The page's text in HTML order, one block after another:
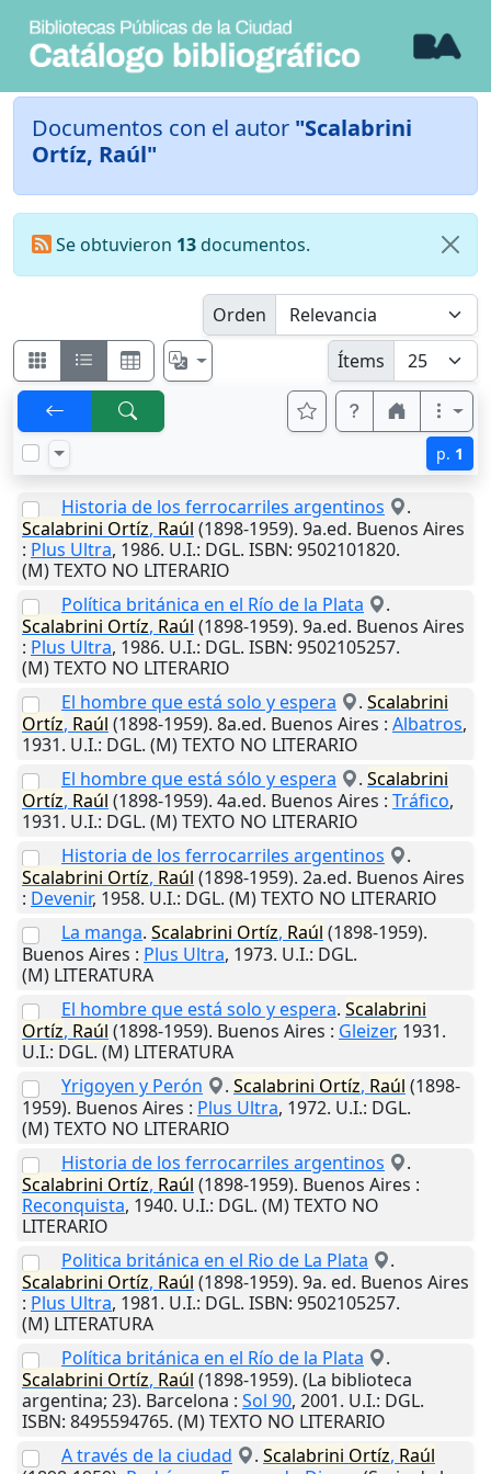
Documentos con el autor "Scalabrini
Ortíz, Raúl"
Se obtuvieron 13documentos.
Orden
Ítems
p. 1
Historia de los ferrocarriles argentinos
.
Scalabrini Ortíz, Raúl (1898-1959). 9a.ed. Buenos Aires
: Plus Ultra, 1986. U.I.: DGL. ISBN: 9502101820.
(M) TEXTO NO LITERARIO
Política británica en el Río de la Plata
.
Scalabrini Ortíz, Raúl (1898-1959). 9a.ed. Buenos Aires
: Plus Ultra, 1986. U.I.: DGL. ISBN: 9502105257.
(M) TEXTO NO LITERARIO
El hombre que está solo y espera
. Scalabrini
Ortíz, Raúl (1898-1959). 8a.ed. Buenos Aires : Albatros,
1931. U.I.: DGL. (M) TEXTO NO LITERARIO
El hombre que está sólo y espera
. Scalabrini
Ortíz, Raúl (1898-1959). 4a.ed. Buenos Aires : Tráfico,
1931. U.I.: DGL. (M) TEXTO NO LITERARIO
Historia de los ferrocarriles argentinos
.
Scalabrini Ortíz, Raúl (1898-1959). 2a.ed. Buenos Aires
: Devenir, 1958. U.I.: DGL. (M) TEXTO NO LITERARIO
La manga. Scalabrini Ortíz, Raúl (1898-1959).
Buenos Aires : Plus Ultra, 1973. U.I.: DGL.
(M) LITERATURA
El hombre que está solo y espera. Scalabrini
Ortíz, Raúl (1898-1959). Buenos Aires : Gleizer, 1931.
U.I.: DGL. (M) LITERATURA
Yrigoyen y Perón
. Scalabrini Ortíz, Raúl (1898-
1959). Buenos Aires : Plus Ultra, 1972. U.I.: DGL.
(M) TEXTO NO LITERARIO
Historia de los ferrocarriles argentinos
.
Scalabrini Ortíz, Raúl (1898-1959). Buenos Aires :
Reconquista, 1940. U.I.: DGL. (M) TEXTO NO
LITERARIO
Politica británica en el Rio de La Plata
.
Scalabrini Ortíz, Raúl (1898-1959). 9a. ed. Buenos Aires
: Plus Ultra, 1981. U.I.: DGL. ISBN: 9502105257.
(M) LITERATURA
Política británica en el Río de la Plata
.
Scalabrini Ortíz, Raúl (1898-1959). (La biblioteca
argentina; 23). Barcelona : Sol 90, 2001. U.I.: DGL.
ISBN: 8495594765. (M) TEXTO NO LITERARIO
A través de la ciudad
. Scalabrini Ortíz, Raúl